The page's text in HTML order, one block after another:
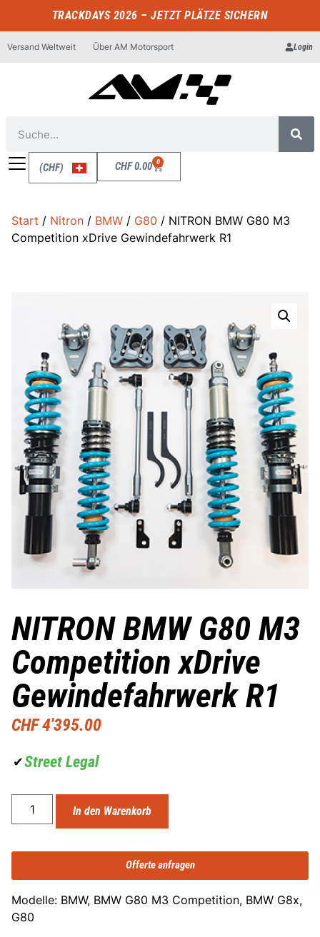
TRACKDAYS 2026 – JETZT PLÄTZE SICHERN
Versand Weltweit Über AM Motorsport Login
(CHF) CHF0.00 0
Start / Nitron / BMW / G80 / NITRON BMW G80 M3
Competition xDrive Gewindefahrwerk R1
NITRON BMW G80 M3
Competition xDrive
Gewindefahrwerk R1
CHF4'395.00
✔Street Legal
In den Warenkorb
Offerte anfragen
Modelle: BMW, BMW G80 M3 Competition, BMW G8x,
G80